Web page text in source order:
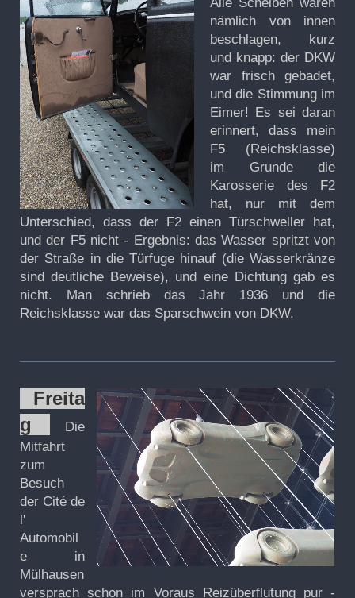
nämlich von innen
beschlagen, kurz
und knapp: der DKW
war frisch gebadet,
und die Stimmung im
Eimer! Es sei daran
erinnert, dass mein
F5 (Reichsklasse)
im Grunde die
Karosserie des F2
hat, nur mit dem
Unterschied, dass der F2 einen Türschweller hat,
und der F5 nicht - Ergebnis: das Wasser spritzt von
der Straße in die Türfuge hinauf (die Wasserkränze
sind deutliche Beweise), und eine Dichtung gab es
nicht. Man schrieb das Jahr 1936 und die
Reichsklasse war das Sparschwein von DKW.
Freita
g
Die
Mitfahrt
zum
Besuch
der Cité de
l'
Automobil
e in
Mülhausen
versprach schon im Voraus Reizüberflutung pur -